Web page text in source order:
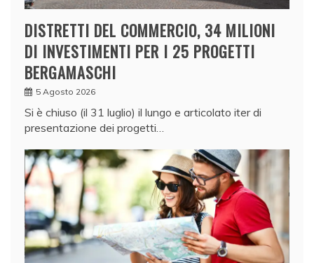
DISTRETTI DEL COMMERCIO, 34 MILIONI
DI INVESTIMENTI PER I 25 PROGETTI
BERGAMASCHI
5 Agosto 2026
Si è chiuso (il 31 luglio) il lungo e articolato iter di
presentazione dei progetti…